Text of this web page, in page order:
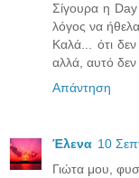
Σίγουρα η Day
λόγος να
Καλά... ότι
αλλά, αυτό δεν
Απάντηση
Έλενα 10
Γιώτα μου,